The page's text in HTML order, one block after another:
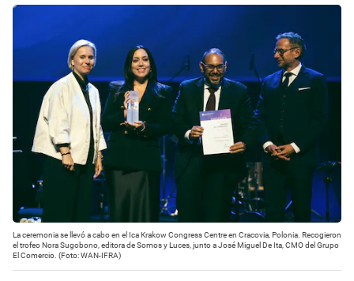
La ceremonia se llevó a cabo en el Ica Krakow Congress Centre en Cracovia, Polonia. Recogieron
el trofeo Nora Sugobono, editora de Somos y Luces, junto a José Miguel De Ita, CMO del Grupo
El Comercio. (Foto: WAN-IFRA)